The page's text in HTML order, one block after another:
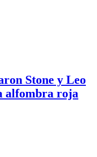
Stone y Leo
alfombra roja